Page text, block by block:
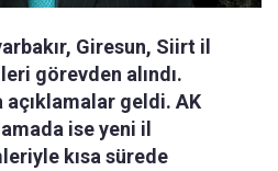
Giresun, Siirt il
görevden alındı.
geldi. AK
ise yeni il
kısa sürede